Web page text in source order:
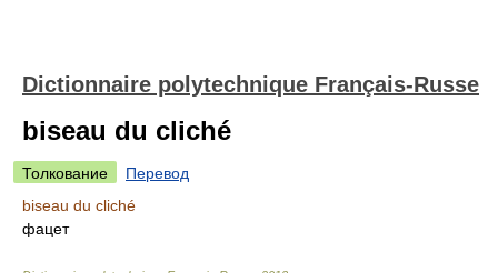
Dictionnaire polytechnique Français-Russe
biseau du cliché
Толкование
Перевод
biseau du cliché
фацет